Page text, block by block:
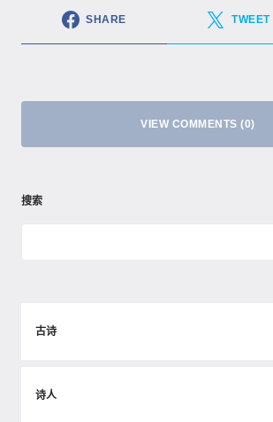
SHARE TWEET
VIEW COMMENTS (0)
搜索
古诗
诗人